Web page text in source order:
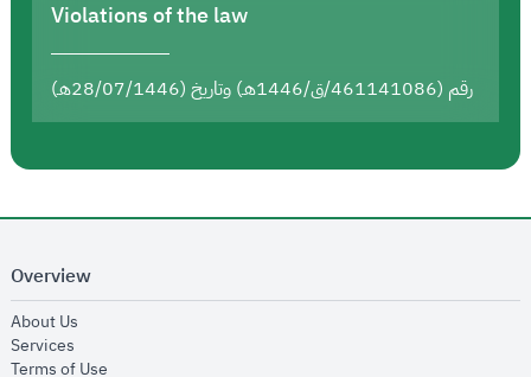
Violations of the law
رقم (461141086/ق/1446هـ) وتاريخ (28/07/1446هـ)
Overview
About Us
Services
Terms of Use